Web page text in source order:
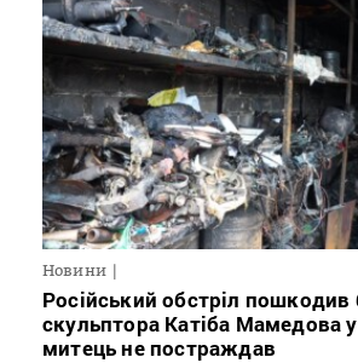
Новини
Російський обстріл
скульптора Катіба Мамедова
митець не постраждав